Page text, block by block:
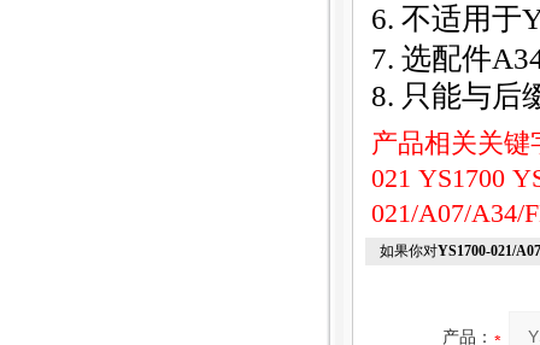
6. 不适用于
7. 选配件
8. 只能与后
产品相关关
021 YS1700
021/A07/A34/
如果你对YS1700-021/
产品：